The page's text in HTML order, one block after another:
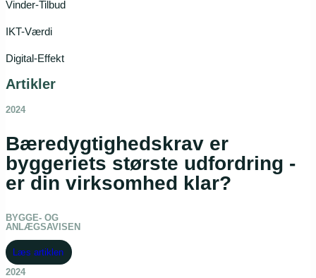
Vinder-Tilbud
IKT-Værdi
Digital-Effekt
Artikler
2024
Bæredygtighedskrav er
byggeriets største udfordring -
er din virksomhed klar?
BYGGE- OG
ANLÆGSAVISEN
Læs artiklen
2024